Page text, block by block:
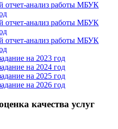
анализ работы МБУК
анализ работы МБУК
анализ работы МБУК
на 2023 год
на 2024 год
на 2025 год
на 2026 год
качества услуг